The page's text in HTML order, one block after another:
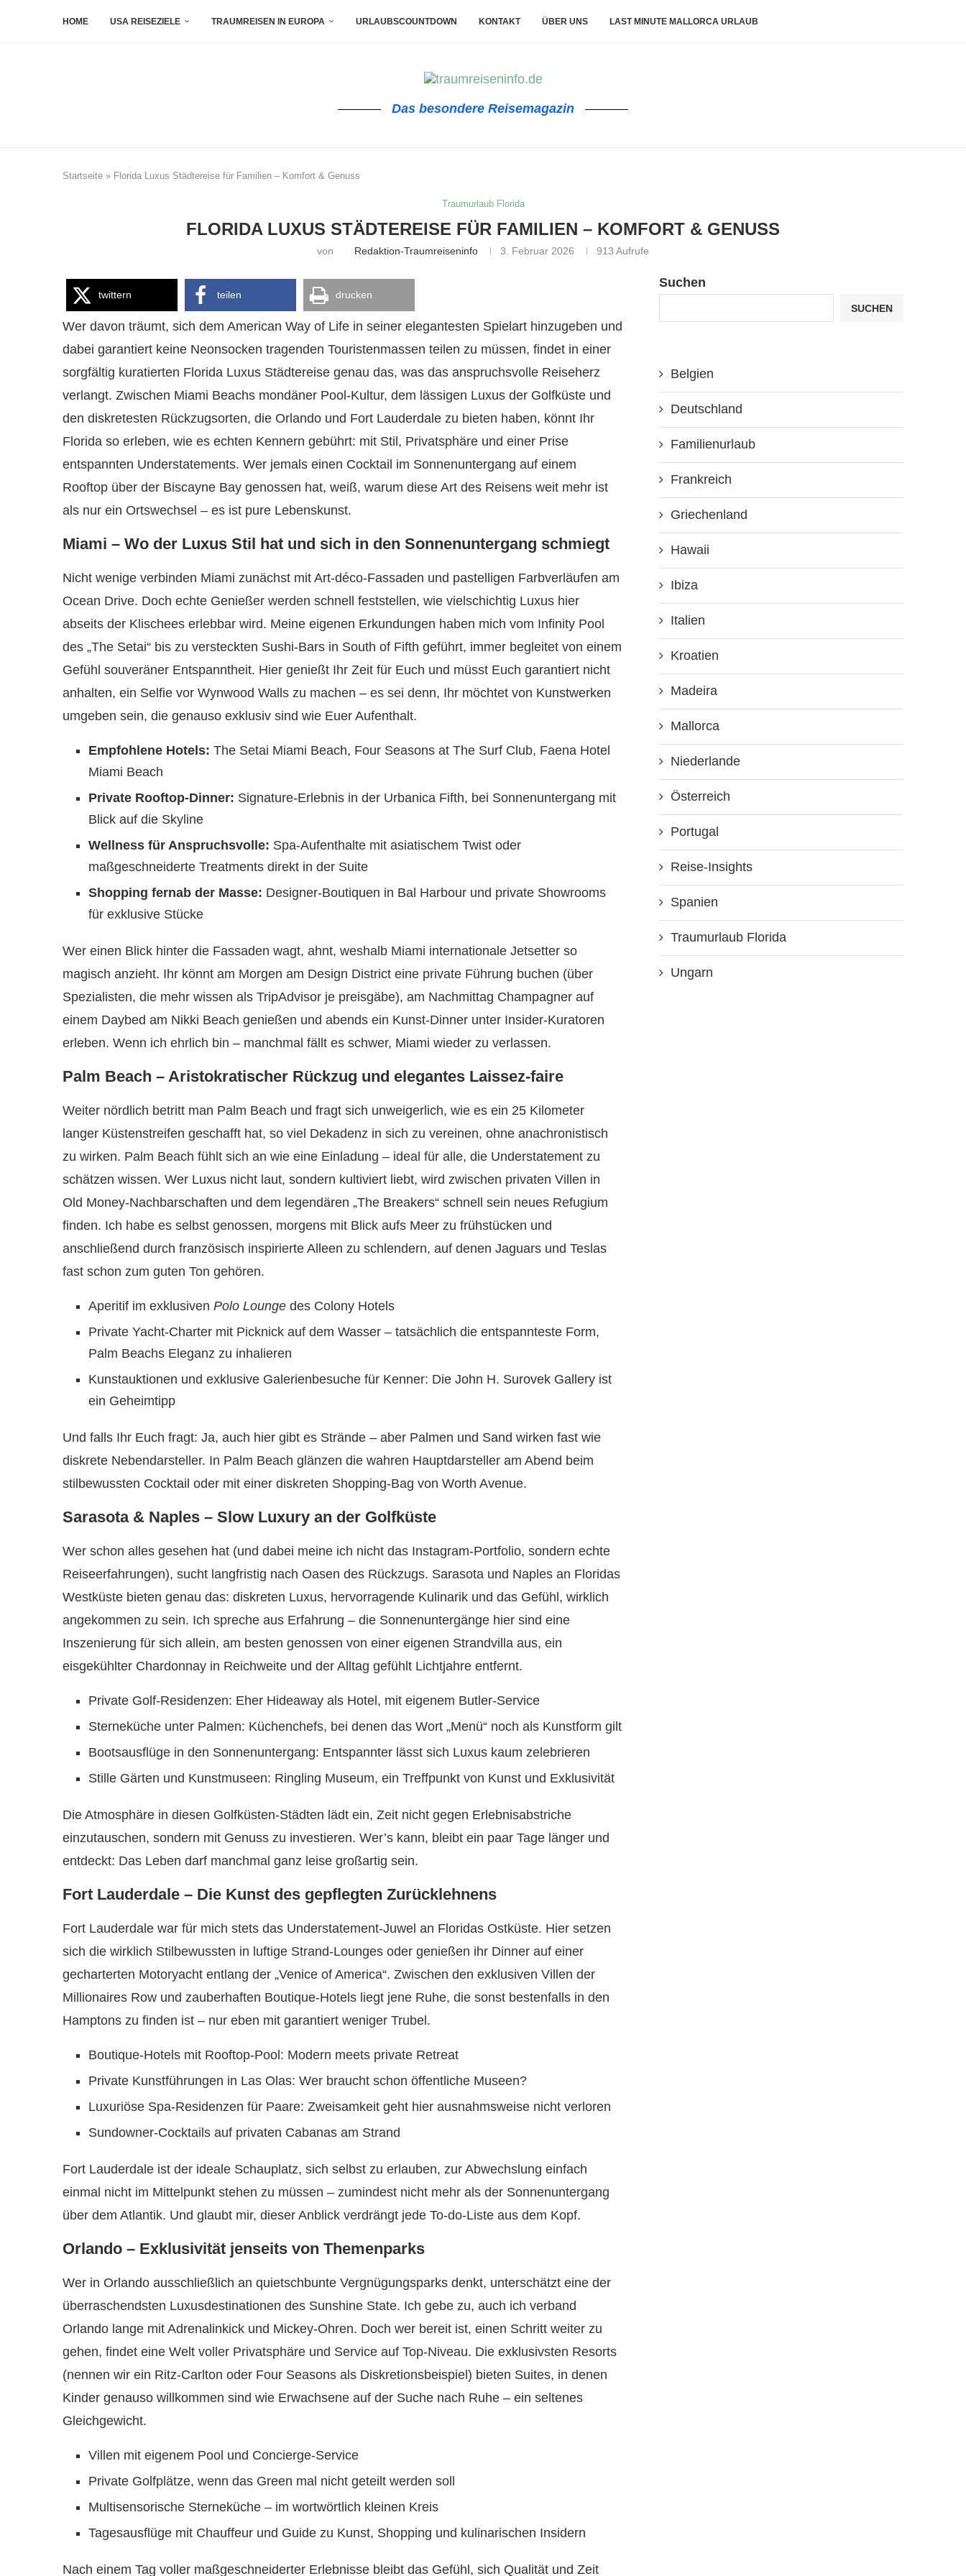
HOME USA REISEZIELE TRAUMREISEN IN EUROPA URLAUBSCOUNTDOWN KONTAKT ÜBER UNS LAST MINUTE MALLORCA URLAUB
Das besondere Reisemagazin
Startseite » Florida Luxus Städtereise für Familien – Komfort & Genuss
Traumurlaub Florida
FLORIDA LUXUS STÄDTEREISE FÜR FAMILIEN – KOMFORT & GENUSS
von Redaktion-Traumreiseninfo 3. Februar 2026 913 Aufrufe
twittern teilen drucken
Wer davon träumt, sich dem American Way of Life in seiner elegantesten Spielart hinzugeben und
dabei garantiert keine Neonsocken tragenden Touristenmassen teilen zu müssen, findet in einer
sorgfältig kuratierten Florida Luxus Städtereise genau das, was das anspruchsvolle Reiseherz
verlangt. Zwischen Miami Beachs mondäner Pool-Kultur, dem lässigen Luxus der Golfküste und
den diskretesten Rückzugsorten, die Orlando und Fort Lauderdale zu bieten haben, könnt Ihr
Florida so erleben, wie es echten Kennern gebührt: mit Stil, Privatsphäre und einer Prise
entspannten Understatements. Wer jemals einen Cocktail im Sonnenuntergang auf einem
Rooftop über der Biscayne Bay genossen hat, weiß, warum diese Art des Reisens weit mehr ist
als nur ein Ortswechsel – es ist pure Lebenskunst.
Miami – Wo der Luxus Stil hat und sich in den Sonnenuntergang schmiegt
Nicht wenige verbinden Miami zunächst mit Art-déco-Fassaden und pastelligen Farbverläufen am
Ocean Drive. Doch echte Genießer werden schnell feststellen, wie vielschichtig Luxus hier
abseits der Klischees erlebbar wird. Meine eigenen Erkundungen haben mich vom Infinity Pool
des „The Setai“ bis zu versteckten Sushi-Bars in South of Fifth geführt, immer begleitet von einem
Gefühl souveräner Entspanntheit. Hier genießt Ihr Zeit für Euch und müsst Euch garantiert nicht
anhalten, ein Selfie vor Wynwood Walls zu machen – es sei denn, Ihr möchtet von Kunstwerken
umgeben sein, die genauso exklusiv sind wie Euer Aufenthalt.
Empfohlene Hotels: The Setai Miami Beach, Four Seasons at The Surf Club, Faena Hotel
Miami Beach
Private Rooftop-Dinner: Signature-Erlebnis in der Urbanica Fifth, bei Sonnenuntergang mit
Blick auf die Skyline
Wellness für Anspruchsvolle: Spa-Aufenthalte mit asiatischem Twist oder
maßgeschneiderte Treatments direkt in der Suite
Shopping fernab der Masse: Designer-Boutiquen in Bal Harbour und private Showrooms
für exklusive Stücke
Wer einen Blick hinter die Fassaden wagt, ahnt, weshalb Miami internationale Jetsetter so
magisch anzieht. Ihr könnt am Morgen am Design District eine private Führung buchen (über
Spezialisten, die mehr wissen als TripAdvisor je preisgäbe), am Nachmittag Champagner auf
einem Daybed am Nikki Beach genießen und abends ein Kunst-Dinner unter Insider-Kuratoren
erleben. Wenn ich ehrlich bin – manchmal fällt es schwer, Miami wieder zu verlassen.
Palm Beach – Aristokratischer Rückzug und elegantes Laissez-faire
Weiter nördlich betritt man Palm Beach und fragt sich unweigerlich, wie es ein 25 Kilometer
langer Küstenstreifen geschafft hat, so viel Dekadenz in sich zu vereinen, ohne anachronistisch
zu wirken. Palm Beach fühlt sich an wie eine Einladung – ideal für alle, die Understatement zu
schätzen wissen. Wer Luxus nicht laut, sondern kultiviert liebt, wird zwischen privaten Villen in
Old Money-Nachbarschaften und dem legendären „The Breakers“ schnell sein neues Refugium
finden. Ich habe es selbst genossen, morgens mit Blick aufs Meer zu frühstücken und
anschließend durch französisch inspirierte Alleen zu schlendern, auf denen Jaguars und Teslas
fast schon zum guten Ton gehören.
Aperitif im exklusiven Polo Lounge des Colony Hotels
Private Yacht-Charter mit Picknick auf dem Wasser – tatsächlich die entspannteste Form,
Palm Beachs Eleganz zu inhalieren
Kunstauktionen und exklusive Galerienbesuche für Kenner: Die John H. Surovek Gallery ist
ein Geheimtipp
Und falls Ihr Euch fragt: Ja, auch hier gibt es Strände – aber Palmen und Sand wirken fast wie
diskrete Nebendarsteller. In Palm Beach glänzen die wahren Hauptdarsteller am Abend beim
stilbewussten Cocktail oder mit einer diskreten Shopping-Bag von Worth Avenue.
Sarasota & Naples – Slow Luxury an der Golfküste
Wer schon alles gesehen hat (und dabei meine ich nicht das Instagram-Portfolio, sondern echte
Reiseerfahrungen), sucht langfristig nach Oasen des Rückzugs. Sarasota und Naples an Floridas
Westküste bieten genau das: diskreten Luxus, hervorragende Kulinarik und das Gefühl, wirklich
angekommen zu sein. Ich spreche aus Erfahrung – die Sonnenuntergänge hier sind eine
Inszenierung für sich allein, am besten genossen von einer eigenen Strandvilla aus, ein
eisgekühlter Chardonnay in Reichweite und der Alltag gefühlt Lichtjahre entfernt.
Private Golf-Residenzen: Eher Hideaway als Hotel, mit eigenem Butler-Service
Sterneküche unter Palmen: Küchenchefs, bei denen das Wort „Menü“ noch als Kunstform gilt
Bootsausflüge in den Sonnenuntergang: Entspannter lässt sich Luxus kaum zelebrieren
Stille Gärten und Kunstmuseen: Ringling Museum, ein Treffpunkt von Kunst und Exklusivität
Die Atmosphäre in diesen Golfküsten-Städten lädt ein, Zeit nicht gegen Erlebnisabstriche
einzutauschen, sondern mit Genuss zu investieren. Wer’s kann, bleibt ein paar Tage länger und
entdeckt: Das Leben darf manchmal ganz leise großartig sein.
Fort Lauderdale – Die Kunst des gepflegten Zurücklehnens
Fort Lauderdale war für mich stets das Understatement-Juwel an Floridas Ostküste. Hier setzen
sich die wirklich Stilbewussten in luftige Strand-Lounges oder genießen ihr Dinner auf einer
gecharterten Motoryacht entlang der „Venice of America“. Zwischen den exklusiven Villen der
Millionaires Row und zauberhaften Boutique-Hotels liegt jene Ruhe, die sonst bestenfalls in den
Hamptons zu finden ist – nur eben mit garantiert weniger Trubel.
Boutique-Hotels mit Rooftop-Pool: Modern meets private Retreat
Private Kunstführungen in Las Olas: Wer braucht schon öffentliche Museen?
Luxuriöse Spa-Residenzen für Paare: Zweisamkeit geht hier ausnahmsweise nicht verloren
Sundowner-Cocktails auf privaten Cabanas am Strand
Fort Lauderdale ist der ideale Schauplatz, sich selbst zu erlauben, zur Abwechslung einfach
einmal nicht im Mittelpunkt stehen zu müssen – zumindest nicht mehr als der Sonnenuntergang
über dem Atlantik. Und glaubt mir, dieser Anblick verdrängt jede To-do-Liste aus dem Kopf.
Orlando – Exklusivität jenseits von Themenparks
Wer in Orlando ausschließlich an quietschbunte Vergnügungsparks denkt, unterschätzt eine der
überraschendsten Luxusdestinationen des Sunshine State. Ich gebe zu, auch ich verband
Orlando lange mit Adrenalinkick und Mickey-Ohren. Doch wer bereit ist, einen Schritt weiter zu
gehen, findet eine Welt voller Privatsphäre und Service auf Top-Niveau. Die exklusivsten Resorts
(nennen wir ein Ritz-Carlton oder Four Seasons als Diskretionsbeispiel) bieten Suites, in denen
Kinder genauso willkommen sind wie Erwachsene auf der Suche nach Ruhe – ein seltenes
Gleichgewicht.
Villen mit eigenem Pool und Concierge-Service
Private Golfplätze, wenn das Green mal nicht geteilt werden soll
Multisensorische Sterneküche – im wortwörtlich kleinen Kreis
Tagesausflüge mit Chauffeur und Guide zu Kunst, Shopping und kulinarischen Insidern
Nach einem Tag voller maßgeschneiderter Erlebnisse bleibt das Gefühl, sich Qualität und Zeit
Suchen
SUCHEN
Belgien
Deutschland
Familienurlaub
Frankreich
Griechenland
Hawaii
Ibiza
Italien
Kroatien
Madeira
Mallorca
Niederlande
Österreich
Portugal
Reise-Insights
Spanien
Traumurlaub Florida
Ungarn